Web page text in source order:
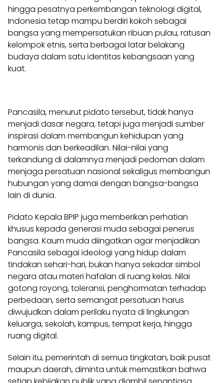
hingga pesatnya perkembangan teknologi digital,
Indonesia tetap mampu berdiri kokoh sebagai
bangsa yang mempersatukan ribuan pulau, ratusan
kelompok etnis, serta berbagai latar belakang
budaya dalam satu identitas kebangsaan yang
kuat.
Pancasila, menurut pidato tersebut, tidak hanya
menjadi dasar negara, tetapi juga menjadi sumber
inspirasi dalam membangun kehidupan yang
harmonis dan berkeadilan. Nilai-nilai yang
terkandung di dalamnya menjadi pedoman dalam
menjaga persatuan nasional sekaligus membangun
hubungan yang damai dengan bangsa-bangsa
lain di dunia.
Pidato Kepala BPIP juga memberikan perhatian
khusus kepada generasi muda sebagai penerus
bangsa. Kaum muda diingatkan agar menjadikan
Pancasila sebagai ideologi yang hidup dalam
tindakan sehari-hari, bukan hanya sekadar simbol
negara atau materi hafalan di ruang kelas. Nilai
gotong royong, toleransi, penghormatan terhadap
perbedaan, serta semangat persatuan harus
diwujudkan dalam perilaku nyata di lingkungan
keluarga, sekolah, kampus, tempat kerja, hingga
ruang digital.
Selain itu, pemerintah di semua tingkatan, baik pusat
maupun daerah, diminta untuk memastikan bahwa